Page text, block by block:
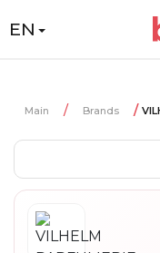
EN
Main Brands